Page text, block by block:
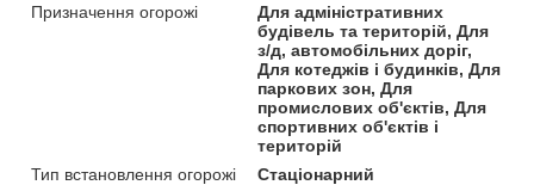
Призначення огорожі
Для адміністративних
будівель та територій, Для
з/д, автомобільних доріг,
Для котеджів і будинків, Для
паркових зон, Для
промислових об'єктів, Для
спортивних об'єктів і
територій
Тип встановлення огорожі
Стаціонарний